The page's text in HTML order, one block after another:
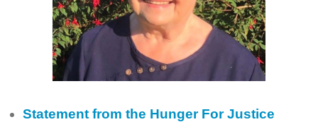
Statement from the Hunger For Justice